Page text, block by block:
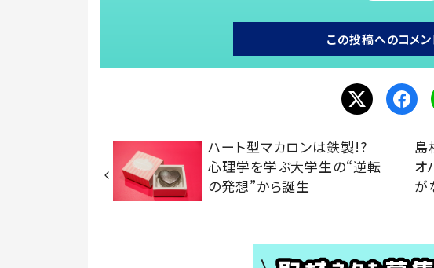
この投稿へのコメン
ハート型マカロンは鉄製!?
心理学を学ぶ大学生の“逆転
の発想”から誕生
島
オ
が